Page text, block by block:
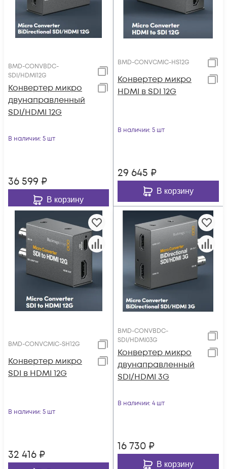
BMD-CONVBDC-
SDI/HDMI12G
Конвертер микро
двунаправленный
SDI/HDMI 12G
В наличии: 5 шт
36 599 ₽
В корзину
BMD-CONVCMIC-HS12G
Конвертер микро
HDMI в SDI 12G
В наличии: 5 шт
29 645 ₽
В корзину
BMD-CONVCMIC-SH12G
Конвертер микро
SDI в HDMI 12G
В наличии: 5 шт
32 416 ₽
BMD-CONVBDC-
SDI/HDMI03G
Конвертер микро
двунаправленный
SDI/HDMI 3G
В наличии: 4 шт
16 730 ₽
В корзину